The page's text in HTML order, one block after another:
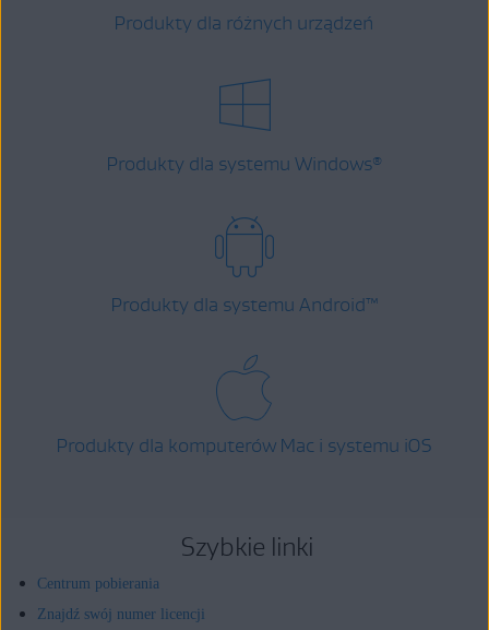
Produkty dla różnych urządzeń
Produkty dla systemu Windows®
Produkty dla systemu Android™
Produkty dla komputerów Mac i systemu iOS
Szybkie linki
Centrum pobierania
Znajdź swój numer licencji